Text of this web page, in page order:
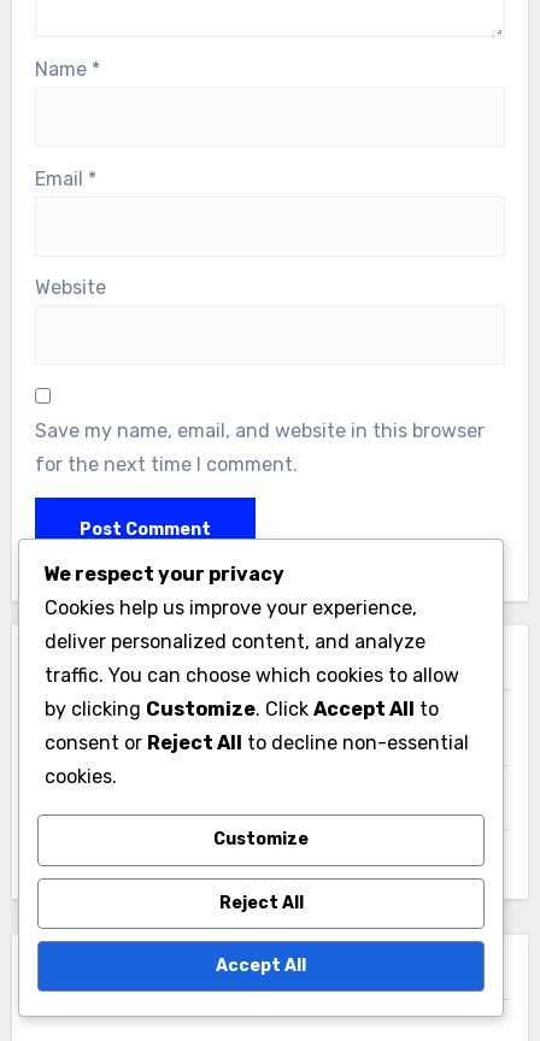
Name *
Email *
Website
Save my name, email, and website in this browser
for the next time I comment.
קישורים מהירים
אודותינו
פוסטים בבלוג
הפוסטים האחרונים
We respect your privacy
Cookies help us improve your experience,
deliver personalized content, and analyze
traffic. You can choose which cookies to allow
by clicking Customize. Click Accept All to
consent or Reject All to decline non-essential
cookies.
Customize
Reject All
Accept All